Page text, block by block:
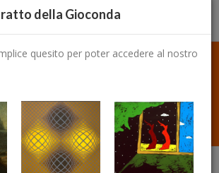
della Gioconda
quesito per poter accedere al nostro